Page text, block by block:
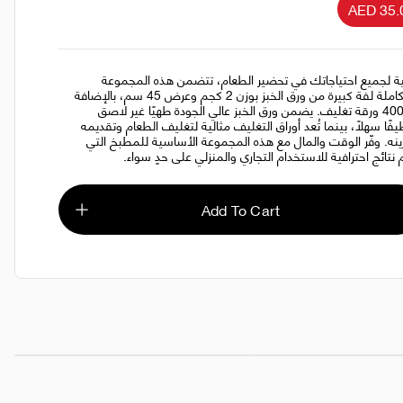
AED
لجميع احتياجاتك في تحضير الطعام، تتضمن هذه المجموعة
المتكاملة لفة كبيرة من ورق الخبز بوزن 2 كجم وعرض 45 سم، بالإضافة
إلى 400 ورقة تغليف. يضمن ورق الخبز عالي الجودة طهيًا غير لاصق
سهلاً، بينما تُعد أوراق التغليف مثالية لتغليف الطعام وتقديمه
وفّر الوقت والمال مع هذه المجموعة الأساسية للمطبخ التي
نتائج احترافية للاستخدام التجاري والمنزلي على حدٍ سواء.
Add To Cart